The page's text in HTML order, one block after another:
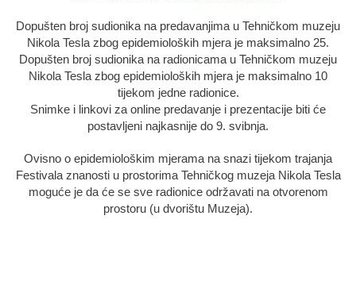
Dopušten broj sudionika na predavanjima u Tehničkom muzeju
Nikola Tesla zbog epidemioloških mjera je maksimalno 25.
Dopušten broj sudionika na radionicama u Tehničkom muzeju
Nikola Tesla zbog epidemioloških mjera je maksimalno 10
tijekom jedne radionice.
Snimke i linkovi za online predavanje i prezentacije biti će
postavljeni najkasnije do 9. svibnja.
Ovisno o epidemiološkim mjerama na snazi tijekom trajanja
Festivala znanosti u prostorima Tehničkog muzeja Nikola Tesla
moguće je da će se sve radionice održavati na otvorenom
prostoru (u dvorištu Muzeja).